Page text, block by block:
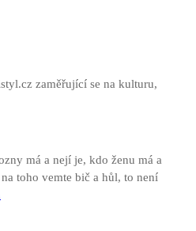
zaměřující se na kulturu,
má a nejí je, kdo ženu má a
toho vemte bič a hůl, to není